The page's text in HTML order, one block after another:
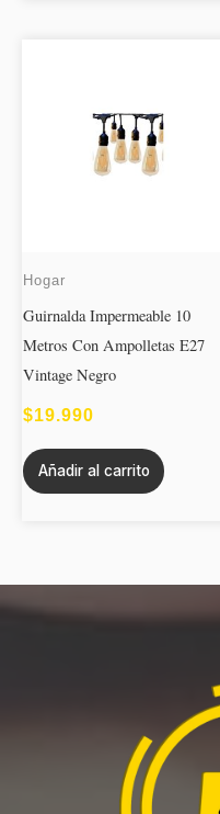
Hogar
Guirnalda Impermeable 10
Metros Con Ampolletas E27
Vintage Negro
$19.990
Añadir al carrito